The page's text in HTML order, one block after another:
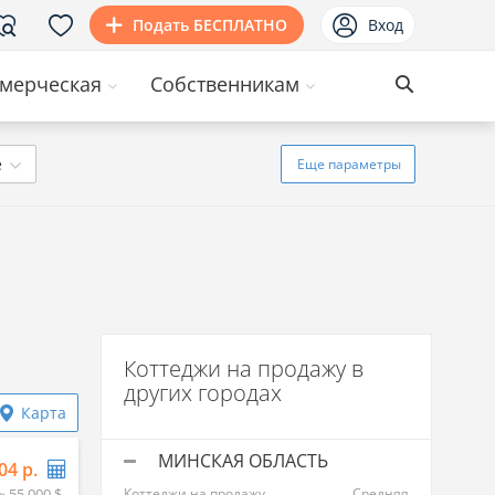
Подать БЕСПЛАТНО Вход
Собственникам
Еще параметры
Карта
р.
Коттеджи на продажу в
других городах
МИНСКАЯ ОБЛАСТЬ